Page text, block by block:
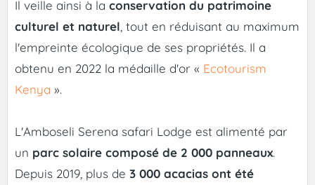
Il veille ainsi à la conservation du patrimoine
culturel et naturel , tout en réduisant au maximum
l'empreinte écologique de ses propriétés. Il a
obtenu en 2022 la médaille d'or « Ecotourism
Kenya ».
L'Amboseli Serena safari Lodge est alimenté par
un parc solaire composé de 2 000 panneaux.
Depuis 2019, plus de 3 000 acacias ont été